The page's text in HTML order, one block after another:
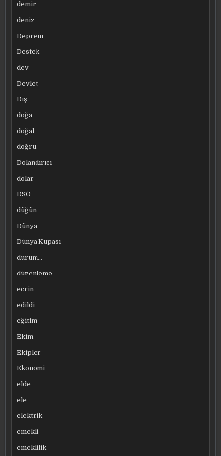
demir
deniz
Deprem
Destek
dev
Devlet
Dış
doğa
doğal
doğru
Dolandırıcı
dolar
DSÖ
düğün
Dünya
Dünya Kupası
durum…
düzenleme
ecrin
edildi
eğitim
Ekim
Ekipler
Ekonomi
elde
ele
elektrik
emekli
emeklilik